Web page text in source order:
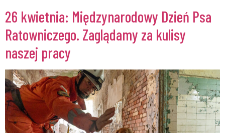
26 kwietnia: Międzynarodowy Dzień Psa
Ratowniczego. Zaglądamy za kulisy
naszej pracy